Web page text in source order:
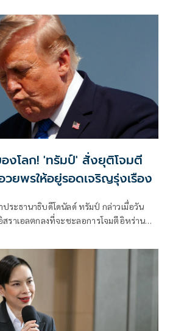
งโลก! 'ทรัมป์' สั่งยุติโจมตี
ยพรให้อยู่รอดเจริญรุ่งเรือง
ประธานาธิบดีโดนัลด์ ทรัมป์ กล่าวเมื่อวัน
สราเอลตกลงที่จะชะลอการโจมตีอิหร่าน
ยเร็ว